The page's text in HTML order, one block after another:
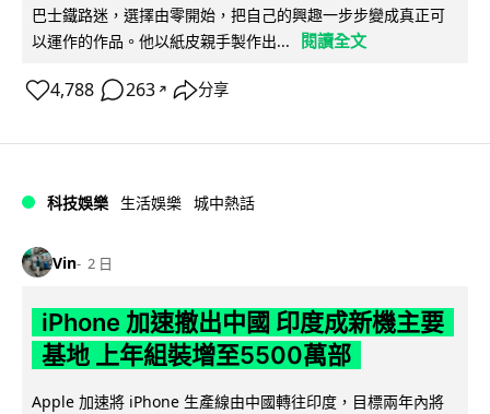
巴士鐵路迷，選擇由零開始，把自己的興趣一步步變成真正可
以運作的作品。他以紙皮親手製作出...
閱讀全文
4,788 263 ↗ 分享
科技娛樂 生活娛樂 城中熱話
Vin 2 日
iPhone 加速撤出中國 印度成新機主要
基地 上年組裝增至5500萬部
Apple 加速將 iPhone 生產線由中國轉往印度，目標兩年內將